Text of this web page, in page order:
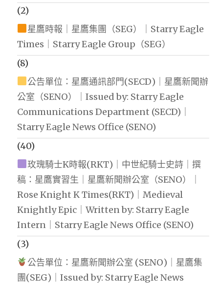
(2)
星鷹時報｜星鷹集團（SEG）｜Starry Eagle
Times｜Starry Eagle Group（SEG）
(8)
公告單位：星鷹通訊部門(SECD)｜星鷹新聞辦
公室（SENO）｜Issued by: Starry Eagle
Communications Department (SECD)｜
Starry Eagle News Office (SENO)
(40)
玫瑰騎士K時報(RKT)｜中世紀騎士史詩｜撰
稿：星鷹實習生｜星鷹新聞辦公室（SENO）｜
Rose Knight K Times(RKT)｜Medieval
Knightly Epic｜Written by: Starry Eagle
Intern｜Starry Eagle News Office (SENO)
(3)
公告單位：星鷹新聞辦公室 (SENO)｜星鷹集
團(SEG)｜Issued by: Starry Eagle News